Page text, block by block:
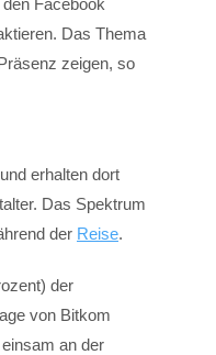
Das Thema
zeigen, so
erhalten dort
Das Spektrum
der Reise.
der
von Bitkom
an der